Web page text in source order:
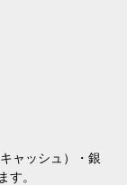
ャッシュ）・銀
す。